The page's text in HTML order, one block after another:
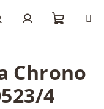
košík
Chrono
4